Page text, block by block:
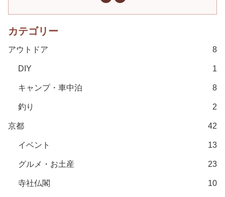
カテゴリー
アウトドア 8
DIY 1
キャンプ・車中泊 8
釣り 2
京都 42
イベント 13
グルメ・お土産 23
寺社仏閣 10